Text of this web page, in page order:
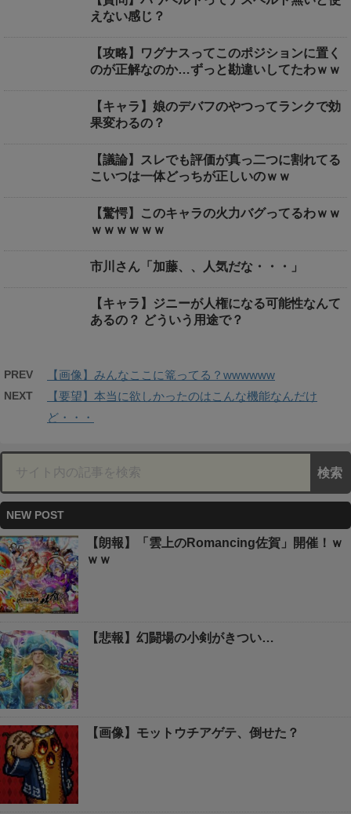
えない感じ？
【攻略】ワグナスってこのポジションに置く
のが正解なのか…ずっと勘違いしてたわｗｗ
【キャラ】娘のデバフのやつってランクで効
果変わるの？
【議論】スレでも評価が真っ二つに割れてる
こいつは一体どっちが正しいのｗｗ
【驚愕】このキャラの火力バグってるわｗｗ
ｗｗｗｗｗｗ
市川さん「加藤、、人気だな・・・」
【キャラ】ジニーが人権になる可能性なんて
あるの？ どういう用途で？
PREV 【画像】みんなここに篭ってる？wwwwww
NEXT
【要望】本当に欲しかったのはこんな機能なんだけ
ど・・・
NEW POST
【朗報】「雲上のRomancing佐賀」開催！ｗ
ｗｗ
【悲報】幻闘場の小剣がきつい…
【画像】モットウチアゲテ、倒せた？